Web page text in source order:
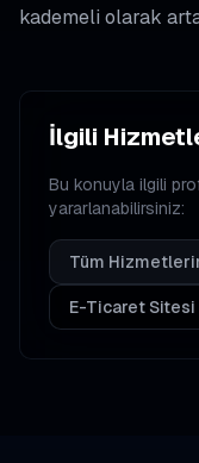
kademeli olarak
İlgili
Bu konuyla ilgili
yararlanabilirsiniz:
Tüm
E-Ticaret Sitesi